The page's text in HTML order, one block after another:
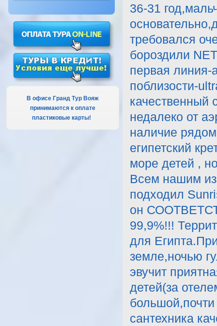
В офисе Гранд Тур Вояж
принимаются к оплате
пластиковые карты!
36-31
требовался
бороздили
первая линия-
поблизости-
качественный
недалеко от
наличие
египетский
море детей ,
Всем нашим
подходил
он
99,9%!!!
для
земле,ночью
эвучит
детей(за
сантехника